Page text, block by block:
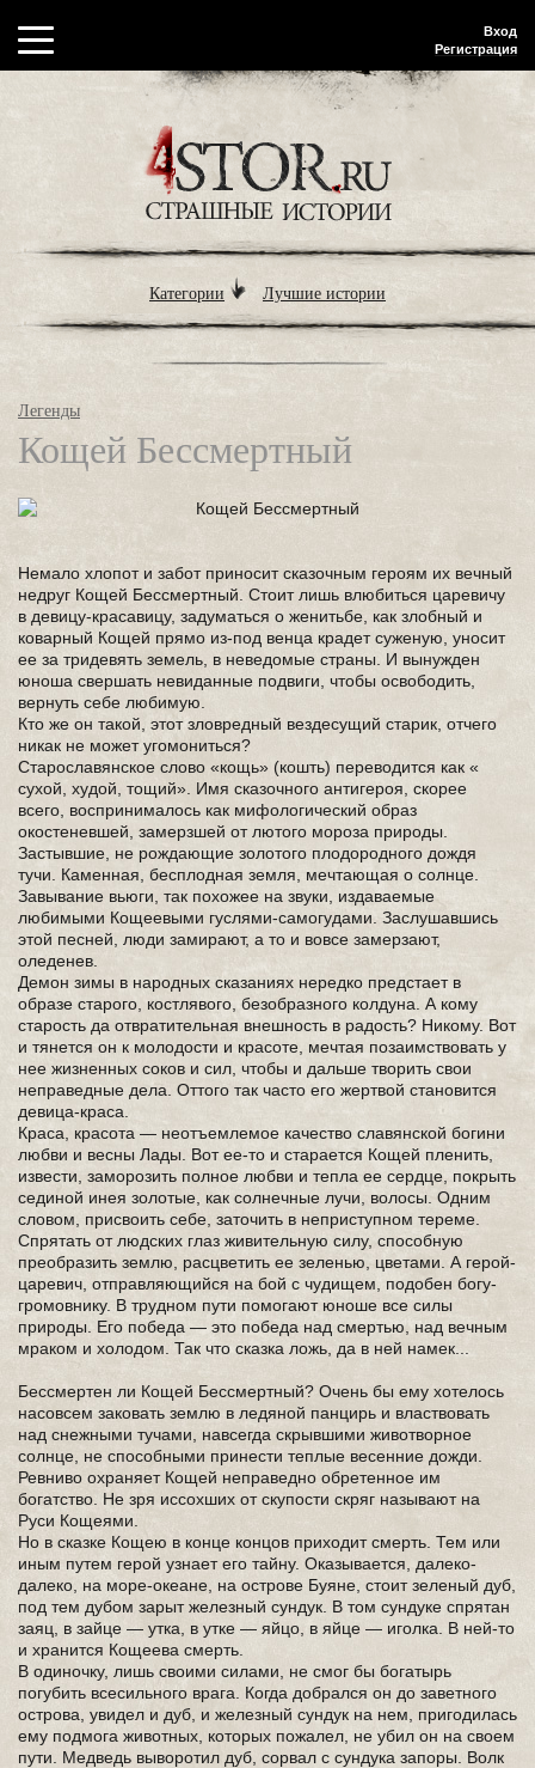
Вход
Регистрация
Категории Лучшие истории
Легенды
Кощей Бессмертный
Немало хлопот и забот приносит сказочным героям их вечный
недруг Кощей Бессмертный. Стоит лишь влюбиться царевичу
в девицу-красавицу, задуматься о женитьбе, как злобный и
коварный Кощей прямо из-под венца крадет суженую, уносит
ее за тридевять земель, в неведомые страны. И вынужден
юноша свершать невиданные подвиги, чтобы освободить,
вернуть себе любимую.
Кто же он такой, этот зловредный вездесущий старик, отчего
никак не может угомониться?
Старославянское слово «кощь» (кошть) переводится как «
сухой, худой, тощий». Имя сказочного антигероя, скорее
всего, воспринималось как мифологический образ
окостеневшей, замерзшей от лютого мороза природы.
Застывшие, не рождающие золотого плодородного дождя
тучи. Каменная, бесплодная земля, мечтающая о солнце.
Завывание вьюги, так похожее на звуки, издаваемые
любимыми Кощеевыми гуслями-самогудами. Заслушавшись
этой песней, люди замирают, а то и вовсе замерзают,
оледенев.
Демон зимы в народных сказаниях нередко предстает в
образе старого, костлявого, безобразного колдуна. А кому
старость да отвратительная внешность в радость? Никому. Вот
и тянется он к молодости и красоте, мечтая позаимствовать у
нее жизненных соков и сил, чтобы и дальше творить свои
неправедные дела. Оттого так часто его жертвой становится
девица-краса.
Краса, красота — неотъемлемое качество славянской богини
любви и весны Лады. Вот ее-то и старается Кощей пленить,
извести, заморозить полное любви и тепла ее сердце, покрыть
сединой инея золотые, как солнечные лучи, волосы. Одним
словом, присвоить себе, заточить в неприступном тереме.
Спрятать от людских глаз живительную силу, способную
преобразить землю, расцветить ее зеленью, цветами. А герой-
царевич, отправляющийся на бой с чудищем, подобен богу-
громовнику. В трудном пути помогают юноше все силы
природы. Его победа — это победа над смертью, над вечным
мраком и холодом. Так что сказка ложь, да в ней намек...
Бессмертен ли Кощей Бессмертный? Очень бы ему хотелось
насовсем заковать землю в ледяной панцирь и властвовать
над снежными тучами, навсегда скрывшими животворное
солнце, не способными принести теплые весенние дожди.
Ревниво охраняет Кощей неправедно обретенное им
богатство. Не зря иссохших от скупости скряг называют на
Руси Кощеями.
Но в сказке Кощею в конце концов приходит смерть. Тем или
иным путем герой узнает его тайну. Оказывается, далеко-
далеко, на море-океане, на острове Буяне, стоит зеленый дуб,
под тем дубом зарыт железный сундук. В том сундуке спрятан
заяц, в зайце — утка, в утке — яйцо, в яйце — иголка. В ней-то
и хранится Кощеева смерть.
В одиночку, лишь своими силами, не смог бы богатырь
погубить всесильного врага. Когда добрался он до заветного
острова, увидел и дуб, и железный сундук на нем, пригодилась
ему подмога животных, которых пожалел, не убил он на своем
пути. Медведь выворотил дуб, сорвал с сундука запоры. Волк